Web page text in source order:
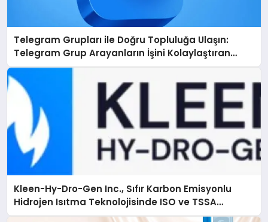
Telegram Grupları ile Doğru Topluluğa Ulaşın:
Telegram Grup Arayanların İşini Kolaylaştıran
Çözüm
Kleen-Hy-Dro-Gen Inc., Sıfır Karbon Emisyonlu
Hidrojen Isıtma Teknolojisinde ISO ve TSSA
Düzenleyici Onaylarını Aldı